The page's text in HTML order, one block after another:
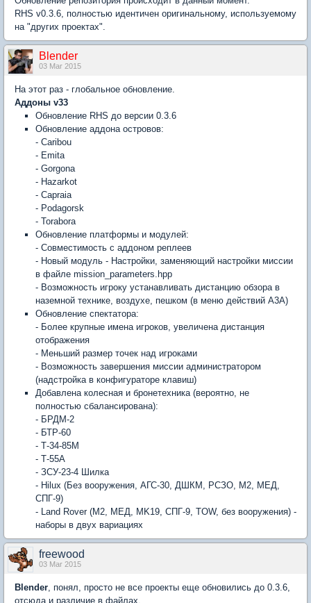
RHS v0.3.6, полностью идентичен оригинальному, используемому
на "других проектах".
Blender
03 Mar 2015
На этот раз - глобальное обновление.
Аддоны v33
Обновление RHS до версии 0.3.6
Обновление аддона островов:
- Caribou
- Emita
- Gorgona
- Hazarkot
- Capraia
- Podagorsk
- Torabora
Обновление платформы и модулей:
- Совместимость с аддоном реплеев
- Новый модуль - Настройки, заменяющий настройки миссии
в файле mission_parameters.hpp
- Возможность игроку устанавливать дистанцию обзора в
наземной технике, воздухе, пешком (в меню действий A3A)
Обновление спектатора:
- Более крупные имена игроков, увеличена дистанция
отображения
- Меньший размер точек над игроками
- Возможность завершения миссии администратором
(надстройка в конфигураторе клавиш)
Добавлена колесная и бронетехника (вероятно, не
полностью сбалансирована):
- БРДМ-2
- БТР-60
- Т-34-85М
- Т-55А
- ЗСУ-23-4 Шилка
- Hilux (Без вооружения, АГС-30, ДШКМ, РСЗО, М2, МЕД,
СПГ-9)
- Land Rover (M2, МЕД, MK19, СПГ-9, TOW, без вооружения) -
наборы в двух вариациях
freewood
03 Mar 2015
Blender, понял, просто не все проекты еще обновились до 0.3.6,
отсюда и различие в файлах.